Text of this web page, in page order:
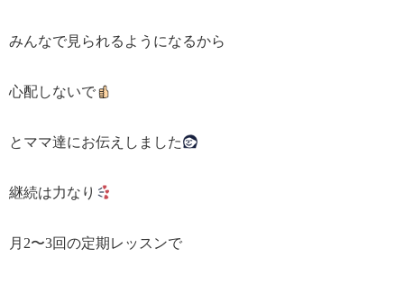
みんなで見られるようになるから
心配しないで
とママ達にお伝えしました
継続は力なり
月2〜3回の定期レッスンで